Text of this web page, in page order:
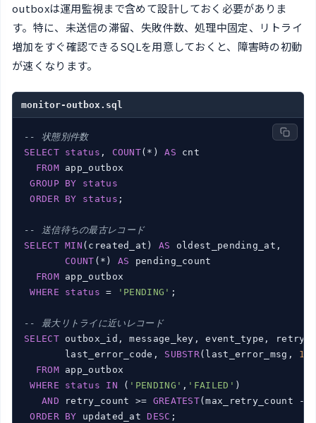
outboxは運用監視まで含めて設計しておく必要がありま
す。特に、未送信の滞留、失敗件数、処理中固定、リトライ
増加をすぐ確認できるSQLを用意しておくと、障害時の初動
が速くなります。
monitor-outbox.sql
-- 状態別件数
SELECT
status , COUNT(*) AS cnt
FROM app_outbox
GROUP
BY
status
ORDER
BY status ;
-- 送信待ちの最古レコード
SELECT MIN (created_at) AS
oldest_pending_at,
COUNT (*) AS pending_count
FROM app_outbox
WHERE
status = 'PENDING' ;
-- 最大リトライに近いレコード
SELECT outbox_id, message_key, event_type,
       last_error_code,
SUBSTR(last_error_msg, 1
FROM app_outbox
WHERE
status IN ( 'PENDING' , 'FAILED' )
AND retry_count >= GREATEST(max_retry_count -
ORDER
BY updated_at DESC ;